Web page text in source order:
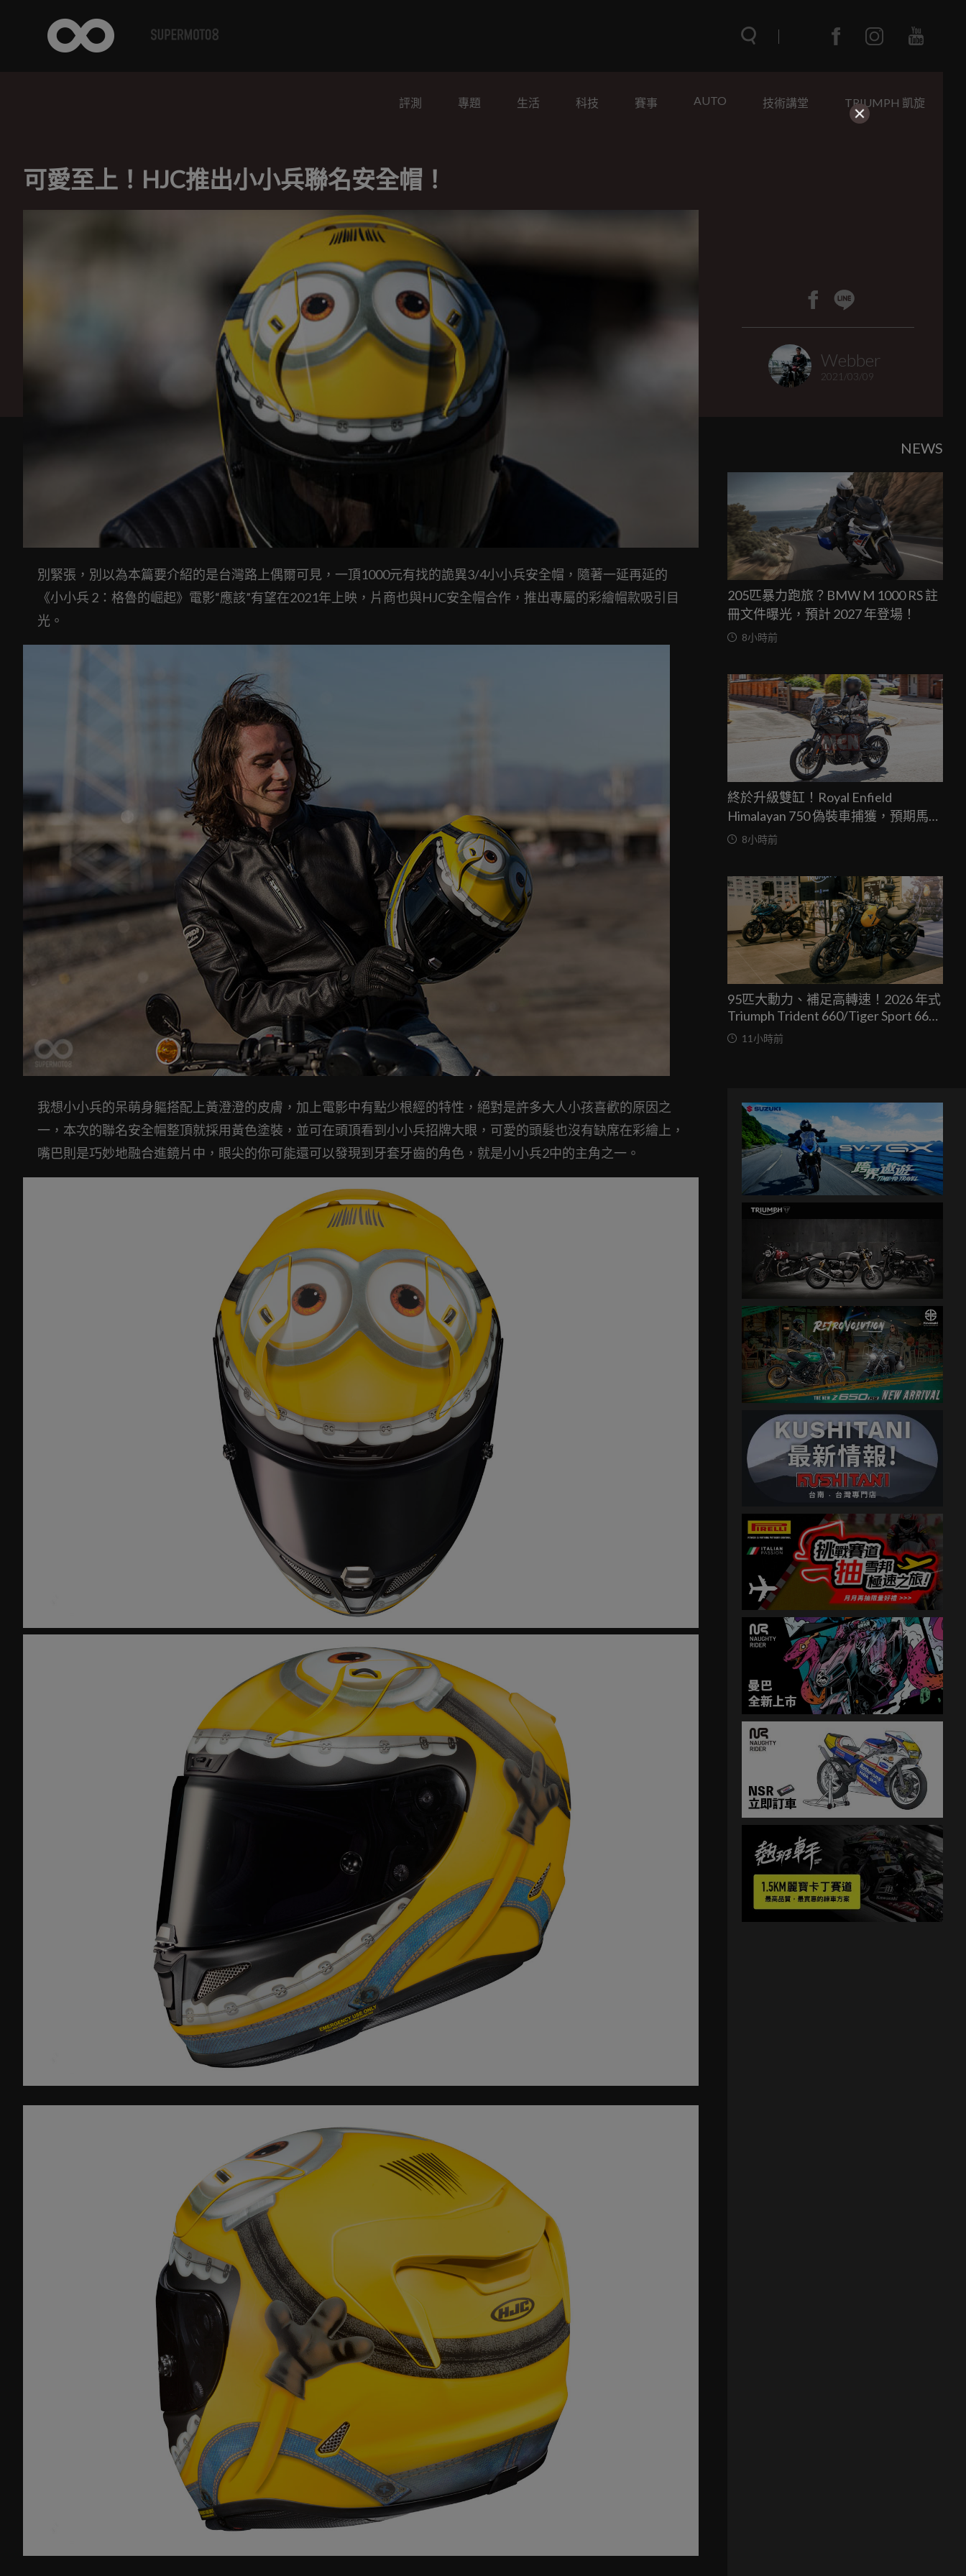
評測 專題 生活 科技 賽事 AUTO 技術講堂 TRIUMPH 凱旋
可愛至上！HJC推出小小兵聯名安全帽！
Webber
2021/03/09
別緊張，別以為本篇要介紹的是台灣路上偶爾可見，一頂1000元有找的詭異3/4小小兵安全帽，隨著一延再延的
《小小兵 2：格魯的崛起》電影“應該”有望在2021年上映，片商也與HJC安全帽合作，推出專屬的彩繪帽款吸引目
光。
我想小小兵的呆萌身軀搭配上黃澄澄的皮膚，加上電影中有點少根經的特性，絕對是許多大人小孩喜歡的原因之
一，本次的聯名安全帽整頂就採用黃色塗裝，並可在頭頂看到小小兵招牌大眼，可愛的頭髮也沒有缺席在彩繪上，
嘴巴則是巧妙地融合進鏡片中，眼尖的你可能還可以發現到牙套牙齒的角色，就是小小兵2中的主角之一。
NEWS
205匹暴力跑旅？BMW M 1000 RS 註
冊文件曝光，預計 2027 年登場！
8小時前
終於升級雙缸！Royal Enfield
Himalayan 750 偽裝車捕獲，預期馬力
突破67匹，最快米蘭車展亮相
8小時前
95匹大動力、補足高轉速！2026 年式
Triumph Trident 660/Tiger Sport 660
兩車均一價 39.9 萬台灣發表
11小時前